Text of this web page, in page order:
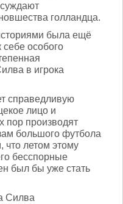
голландца.
была ещё
себе особого
в игрока
справедливую
лицо и
пор производят
большого футбола
что летом этому
бесспорные
был бы уже стать